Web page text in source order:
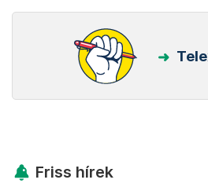
Kövess minket
Legfontosabb